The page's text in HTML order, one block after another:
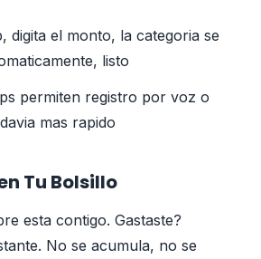
digita el monto, la categoria se
listo
permiten registro por voz o
mas rapido
Tu Bolsillo
esta contigo. Gastaste?
No se acumula, no se